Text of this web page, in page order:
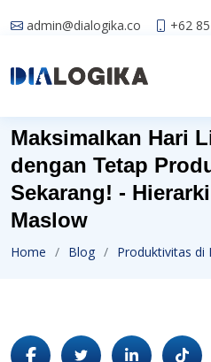
admin@dialogika.co +62
Maksimalkan Hari
dengan Tetap
Sekarang! -
Maslow
Home Blog Produktivitas di